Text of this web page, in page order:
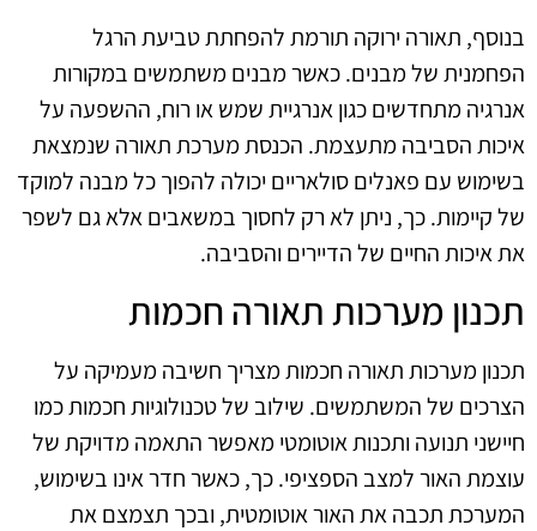
בנוסף, תאורה ירוקה תורמת להפחתת טביעת הרגל
הפחמנית של מבנים. כאשר מבנים משתמשים במקורות
אנרגיה מתחדשים כגון אנרגיית שמש או רוח, ההשפעה על
איכות הסביבה מתעצמת. הכנסת מערכת תאורה שנמצאת
בשימוש עם פאנלים סולאריים יכולה להפוך כל מבנה למוקד
של קיימות. כך, ניתן לא רק לחסוך במשאבים אלא גם לשפר
את איכות החיים של הדיירים והסביבה.
תכנון מערכות תאורה חכמות
תכנון מערכות תאורה חכמות מצריך חשיבה מעמיקה על
הצרכים של המשתמשים. שילוב של טכנולוגיות חכמות כמו
חיישני תנועה ותכנות אוטומטי מאפשר התאמה מדויקת של
עוצמת האור למצב הספציפי. כך, כאשר חדר אינו בשימוש,
המערכת תכבה את האור אוטומטית, ובכך תצמצם את